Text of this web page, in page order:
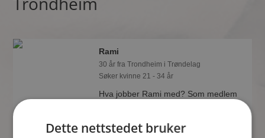
Rami
30 år fra Trondheim i Trøndelag
Søker kvinne 21 - 34 år
Hva jobber Rami med? Som medlem
Dette nettstedet bruker